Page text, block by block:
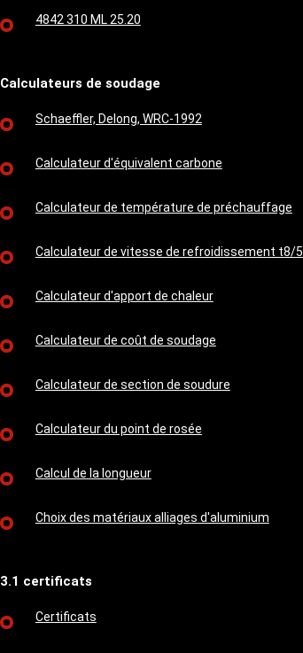
4842 310 ML 25.20
Calculateurs de soudage
Schaeffler, Delong, WRC-1992
Calculateur d'équivalent carbone
Calculateur de température de préchauffage
Calculateur de vitesse de refroidissement t8/5
Calculateur d'apport de chaleur
Calculateur de coût de soudage
Calculateur de section de soudure
Calculateur du point de rosée
Calcul de la longueur
Choix des matériaux alliages d'aluminium
3.1 certificats
Certificats